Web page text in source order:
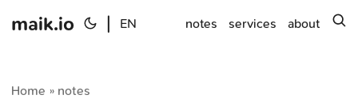
maik.io EN notes services about
Home » notes